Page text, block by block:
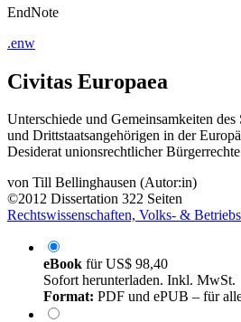
EndNote
.enw
Civitas Europaea
Unterschiede und Gemeinsamkeiten
und Drittstaatsangehörigen in der
Desiderat unionsrechtlicher
von Till Bellinghausen (Autor:in)
©2012 Dissertation 322 Seiten
Rechtswissenschaften, Volks- &
eBook fürUS$ 98,40
Sofort herunterladen. Inkl. MwSt.
Format: PDF und ePUB – für